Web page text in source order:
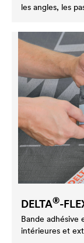
les angles, les
DELTA®-
Bande adhésive
intérieures et